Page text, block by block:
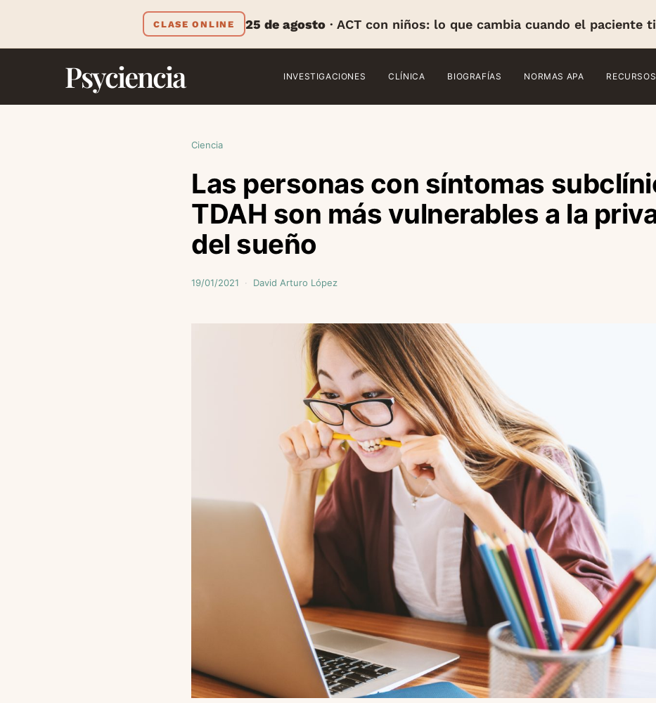
CLASE ONLINE 25 de agosto · ACT con niños: lo que cambia cuando el paciente
Psyciencia INVESTIGACIONES CLÍNICA BIOGRAFÍAS NORMAS APA RECURSOS
Ciencia
Las personas con síntomas
TDAH son más vulnerables a la
del sueño
19/01/2021 David Arturo López